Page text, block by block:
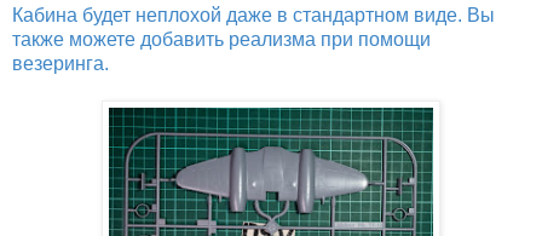
Кабина будет неплохой даже в стандартном виде. Вы
также можете добавить реализма при помощи
везеринга.